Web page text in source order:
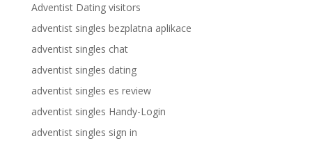
Adventist Dating visitors
adventist singles bezplatna aplikace
adventist singles chat
adventist singles dating
adventist singles es review
adventist singles Handy-Login
adventist singles sign in